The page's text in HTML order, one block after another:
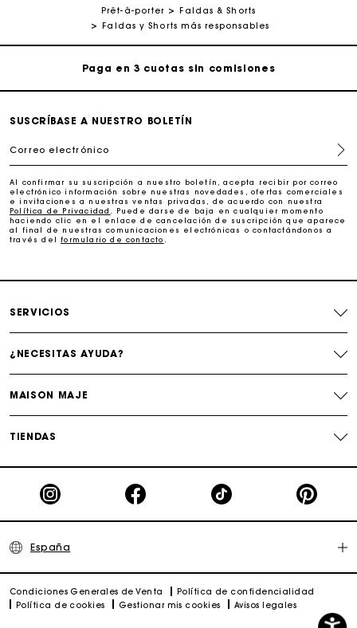
Prêt-à-porter
Faldas & Shorts
Faldas y Shorts más responsables
Paga en 3 cuotas sin comisiones
Cambios & Devoluciones gratuitos
regalo perfecto
Entrega a domicilio ofrecida dentro de 2-3 días
La tarjeta regalo de Maje: la mejor manera de hacer el
SUSCRÍBASE A NUESTRO BOLETÍN
Correo electrónico
Al confirmar su suscripción a nuestro boletín, acepta recibir por correo
electrónico información sobre nuestras novedades, ofertas comerciales
e invitaciones a nuestras ventas privadas, de acuerdo con nuestra
Política de Privacidad
. Puede darse de baja en cualquier momento
haciendo clic en el enlace de cancelación de suscripción que aparece
al final de nuestras comunicaciones electrónicas o contactándonos a
través delformulario de contacto
SERVICIOS
¿NECESITAS AYUDA?
MAISON MAJE
TIENDAS
España
Condiciones Generales de Venta
Política de confidencialidad
Política de cookies
Gestionar mis cookies Avisos legales